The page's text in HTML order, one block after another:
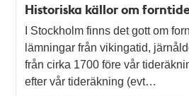
Historiska källor om
I Stockholm finns det gott om
lämningar från vikingatid,
från cirka 1700 före vår
efter vår tideräkning (evt…